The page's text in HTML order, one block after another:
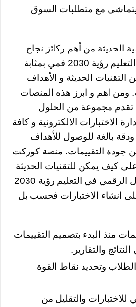
مع متطلبات السوق
الحديثة من أهم ركائز نجاح
التحول الرقمي في التعليم رؤية 2030 فمي بمثابة
التقنيات الحديثة و الأهداف
ومن اهم و ابرز هذه المنصات
مجموعة من الحلول
الاختبارات الالكترونية و كافة
ودقة بالغة للوصول للأهداف
من جودة التقييمات. منصة كوركت
على كيف يمكن للتقنيات الحديثة
تحقيق أهداف التحول الرقمي في التعليم رؤية 2030
انشاء الاختبارات فحسب بل
منذ البدء بتصميم التقييمات
والتقارير.
وتحديد نقاط القوة
للاختبارات والتقليل من